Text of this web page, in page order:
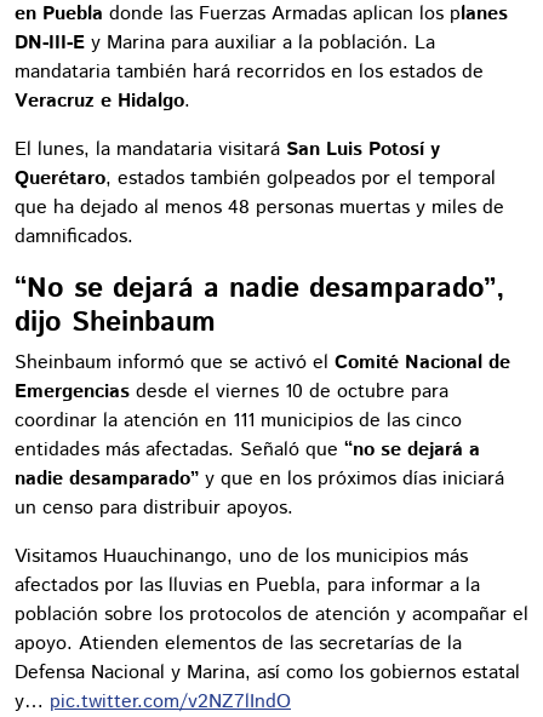
en Puebla donde las Fuerzas Armadas aplican los planes
DN-III-E y Marina para auxiliar a la población. La
mandataria también hará recorridos en los estados de
Veracruz e Hidalgo.
El lunes, la mandataria visitará San Luis Potosí y
Querétaro, estados también golpeados por el temporal
que ha dejado al menos 48 personas muertas y miles de
damnificados.
“No se dejará a nadie desamparado”,
dijo Sheinbaum
Sheinbaum informó que se activó el Comité Nacional de
Emergencias desde el viernes 10 de octubre para
coordinar la atención en 111 municipios de las cinco
entidades más afectadas. Señaló que “no se dejará a
nadie desamparado” y que en los próximos días iniciará
un censo para distribuir apoyos.
Visitamos Huauchinango, uno de los municipios más
afectados por las lluvias en Puebla, para informar a la
población sobre los protocolos de atención y acompañar el
apoyo. Atienden elementos de las secretarías de la
Defensa Nacional y Marina, así como los gobiernos estatal
y… pic.twitter.com/v2NZ7lIndO